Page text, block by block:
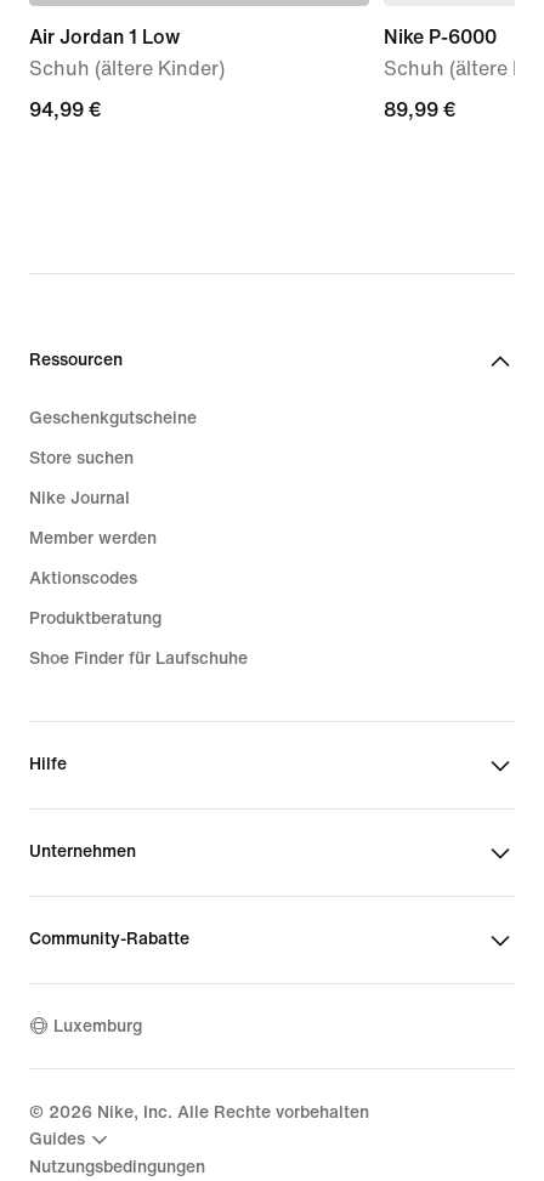
Air Jordan 1 Low
Schuh (ältere Kinder)
94,99 €
94,99 €
Nike P-6000
Schuh (ältere
89,99 €
89,99 €
Ressourcen
Geschenkgutscheine
Store suchen
Nike Journal
Member werden
Aktionscodes
Produktberatung
Shoe Finder für Laufschuhe
Hilfe
Unternehmen
Community-Rabatte
Luxemburg
© 2026 Nike, Inc. Alle Rechte vorbehalten
Guides
Nutzungsbedingungen